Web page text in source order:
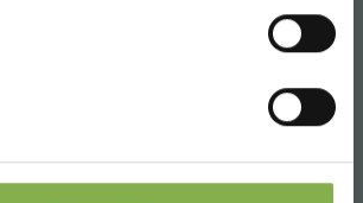
Запросить информацию
+39 3457719939